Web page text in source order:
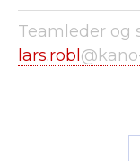
Teamleder og
lars.robl